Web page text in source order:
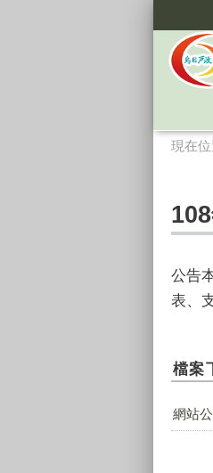
現在
公告
表、
檔案
網站